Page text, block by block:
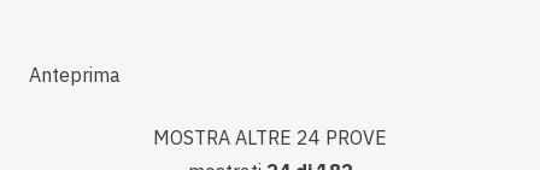
Anteprima
MOSTRA ALTRE 24 PROVE